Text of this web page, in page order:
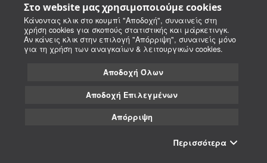
Στο website μας χρησιμοποιούμε cookies
Κάνοντας κλικ στο κουμπί "Αποδοχή", συναινείς στη
χρήση cookies για σκοπούς στατιστικής και μάρκετινγκ.
Αν κάνεις κλικ στην επιλογή "Απόρριψη", συναινείς μόνο
για τη χρήση των αναγκαίων & λειτουργικών cookies.
Αποδοχή Όλων
Αποδοχή Επιλεγμένων
Απόρριψη
Περισσότερα